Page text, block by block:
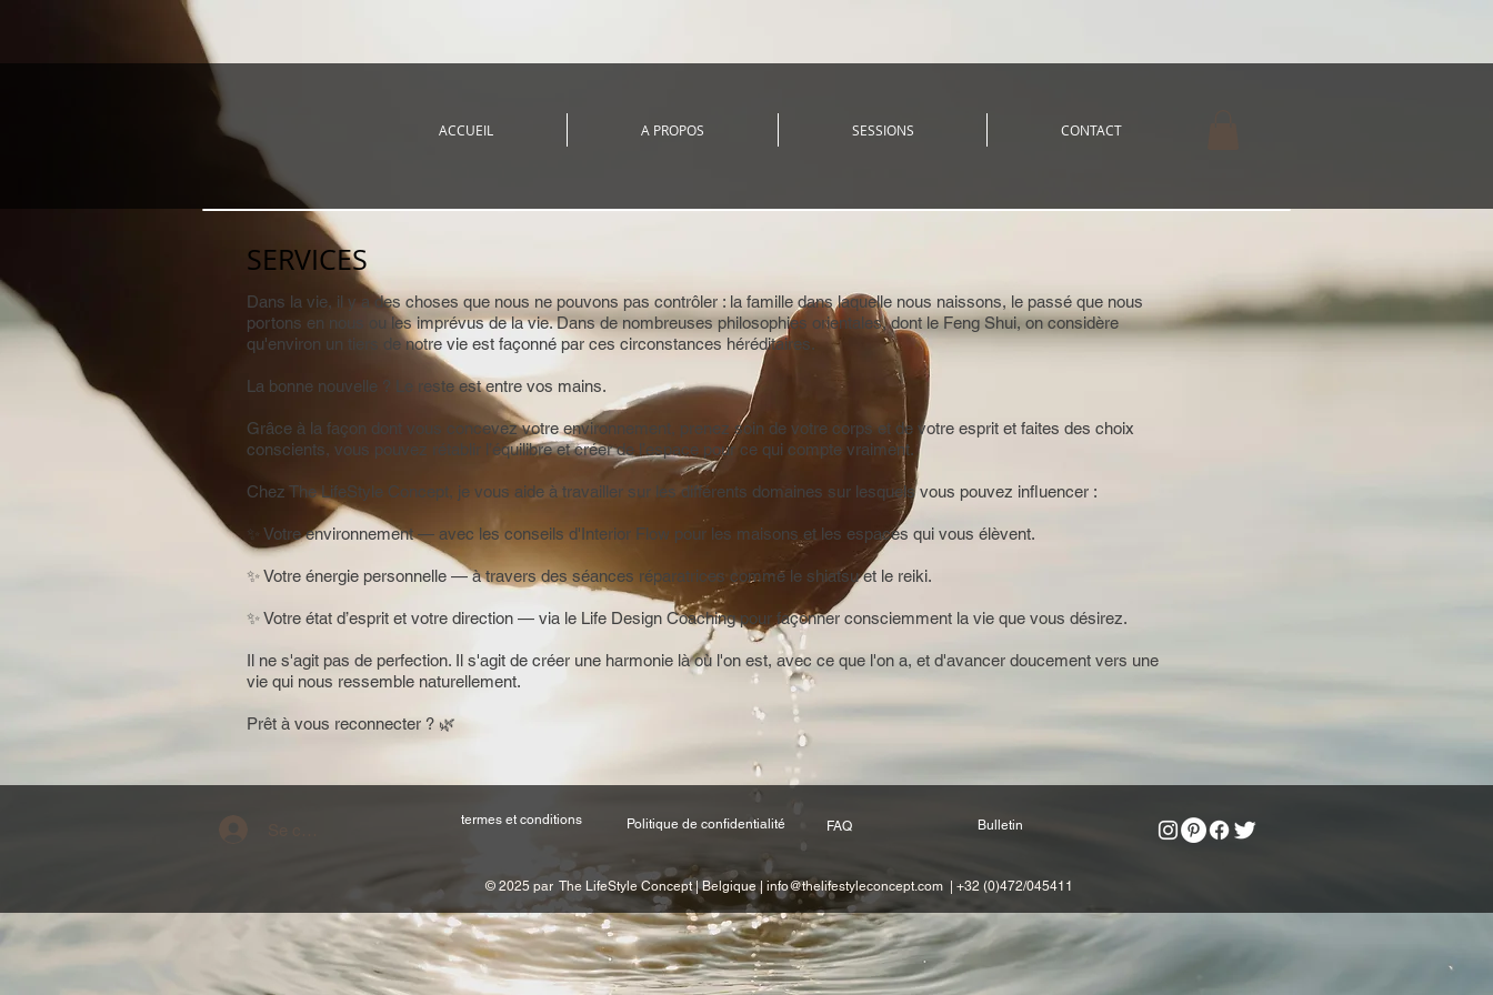
ACCUEIL A PROPOS SESSIONS CONTACT
SERVICES
Dans la vie, il y a des choses que nous ne pouvons pas contrôler : la famille dans laquelle nous naissons, le passé que nous
portons en nous ou les imprévus de la vie. Dans de nombreuses philosophies orientales, dont le Feng Shui, on considère
qu'environ un tiers de notre vie est façonné par ces circonstances héréditaires.
La bonne nouvelle ? Le reste est entre vos mains.
Grâce à la façon dont vous concevez votre environnement, prenez soin de votre corps et de votre esprit et faites des choix
conscients, vous pouvez rétablir l’équilibre et créer de l’espace pour ce qui compte vraiment.
Chez The LifeStyle Concept, je vous aide à travailler sur les différents domaines sur lesquels vous pouvez influencer :
✨ Votre environnement — avec les conseils d'Interior Flow pour les maisons et les espaces qui vous élèvent.
✨ Votre énergie personnelle — à travers des séances réparatrices comme le shiatsu et le reiki.
✨ Votre état d’esprit et votre direction — via le Life Design Coaching pour façonner consciemment la vie que vous désirez.
Il ne s'agit pas de perfection. Il s'agit de créer une harmonie là où l'on est, avec ce que l'on a, et d'avancer doucement vers une
vie qui nous ressemble naturellement.
Prêt à vous reconnecter ? 🌿
termes et conditions Politique de confidentialité FAQ Bulletin
© 2025 par The LifeStyle Concept | Belgique |info@thelifestyleconcept.com | +32 (0)472/045411